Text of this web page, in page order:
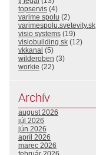
topservis (4)
varime spolu (2)
varimespolu.svetevity.sk
visio systems (19)
visiobuilding sk (12)
vkkanal (5)
wilderoben (3)
workie (22)
Archív
august 2026
júl 2026
jún 2026
apríl 2026
marec 2026